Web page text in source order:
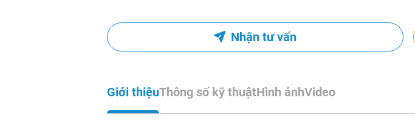
Nhận tư vấn
Giới thiệuThông số kỹ thuậtHình ảnhVideo